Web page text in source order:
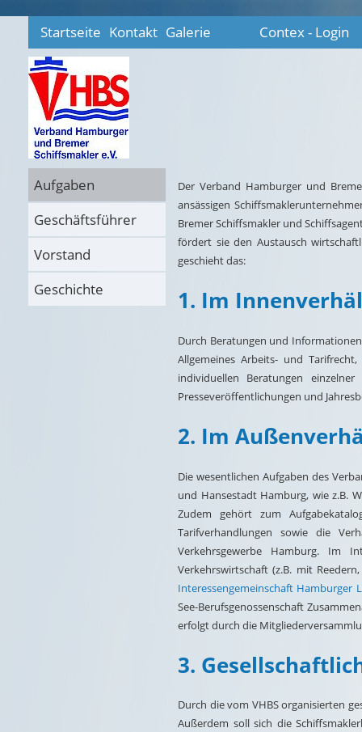
Startseite Kontakt Galerie Contex - Login
Aufgaben
Geschäftsführer
Vorstand
Geschichte
Der Verband Hamburger und
ansässigen
Bremer Schiffsmakler und
fördert sie den Austausch
geschieht das:
1. Im
Durch Beratungen und
Allgemeines Arbeits- und
individuellen Beratungen
Presseveröffentlichungen und
2. Im
Die wesentlichen Aufgaben des
und Hansestadt Hamburg, wie z.B.
Zudem gehört zum
Tarifverhandlungen sowie die
Verkehrsgewerbe Hamburg. Im
Verkehrswirtschaft (z.B. mit
Interessengemeinschaft Hamburger
See-Berufsgenossenschaft
erfolgt durch die
3.
Durch die vom VHBS organisierten
Außerdem soll sich die